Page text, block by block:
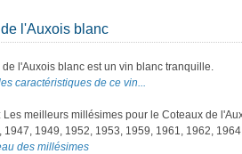
l'Auxois blanc
de l'Auxois blanc est un vin blanc tranquille.
caractéristiques de ce vin...
: Les meilleurs millésimes pour le Coteaux de
1947, 1949, 1952, 1953, 1959, 1961, 1962,
des millésimes